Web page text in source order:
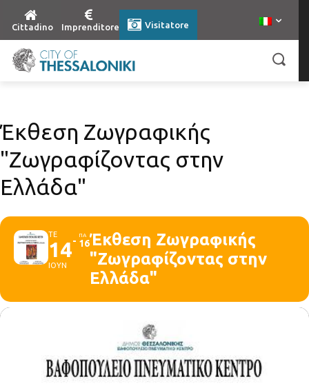
Cittadino Imprenditore Visitatore
Έκθεση Ζωγραφικής
"Ζωγραφίζοντας στην
Ελλάδα"
ΤΕ
14
ΙΟΥΝ
ΠΑ
16Έκθεση Ζωγραφικής
"Ζωγραφίζοντας στην
Ελλάδα"